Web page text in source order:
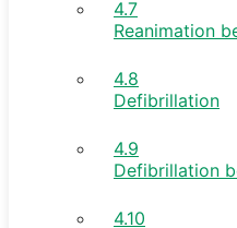
4.7
Reanimation
4.8
Defibrillation
4.9
Defibrillation
4.10